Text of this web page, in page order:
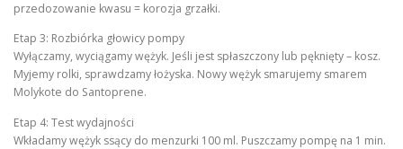
przedozowanie kwasu = korozja grzałki.
Etap 3: Rozbiórka głowicy pompy
Wyłączamy, wyciągamy wężyk. Jeśli jest spłaszczony lub pęknięty – kosz.
Myjemy rolki, sprawdzamy łożyska. Nowy wężyk smarujemy smarem
Molykote do Santoprene.
Etap 4: Test wydajności
Wkładamy wężyk ssący do menzurki 100 ml. Puszczamy pompę na 1 min.